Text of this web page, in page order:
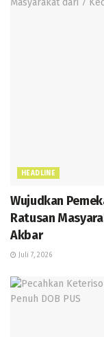
HEADLINE
Wujudkan
Ratusan
Akbar
Juli 7, 2026